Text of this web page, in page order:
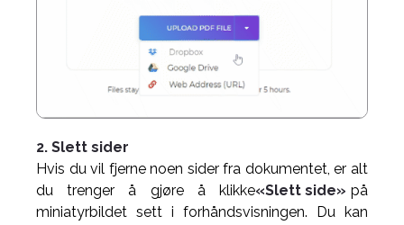
2. Slett sider
Hvis du vil fjerne noen sider fra dokumentet, er alt
du trenger å gjøre å klikke«Slett side» på
miniatyrbildet sett i forhåndsvisningen. Du kan